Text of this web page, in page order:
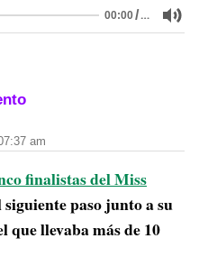
00:00/…
am
finalistas del Miss
siguiente paso junto a su
llevaba más de 10